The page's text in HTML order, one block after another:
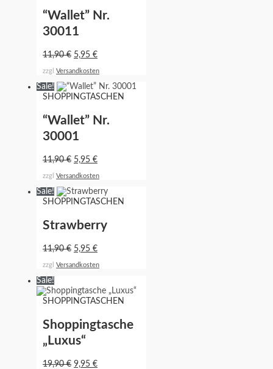
“Wallet” Nr.
30011
11,90€ 5,95 €
zzgl Versandkosten
Sale!
SHOPPINGTASCHEN
“Wallet” Nr.
30001
11,90€ 5,95 €
zzgl Versandkosten
Sale!
SHOPPINGTASCHEN
Strawberry
11,90€ 5,95 €
zzgl Versandkosten
Sale!
SHOPPINGTASCHEN
Shoppingtasche
„Luxus“
19,90€ 9,95 €